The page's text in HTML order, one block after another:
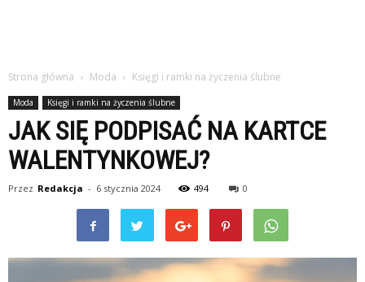
Strona główna Moda Księgi i ramki na życzenia ślubne
Moda Księgi i ramki na życzenia ślubne
JAK SIĘ PODPISAĆ NA KARTCE
WALENTYNKOWEJ?
Przez Redakcja - 6 stycznia 2024 494 0